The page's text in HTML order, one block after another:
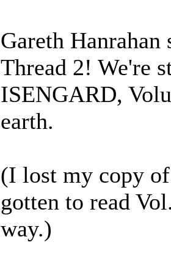
Gareth Hanrahan
Thread 2! We're
ISENGARD,
earth.
(I lost my copy
gotten to read
way.)